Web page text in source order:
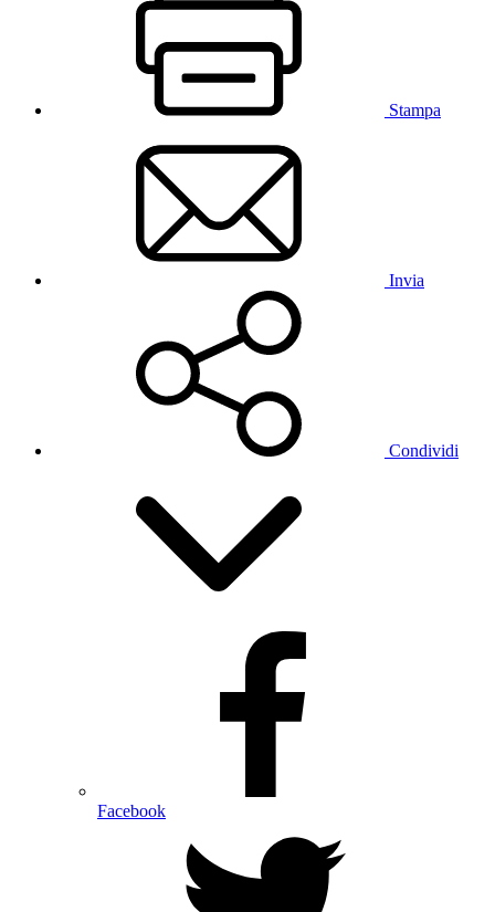
Stampa
Invia
Condividi
Facebook